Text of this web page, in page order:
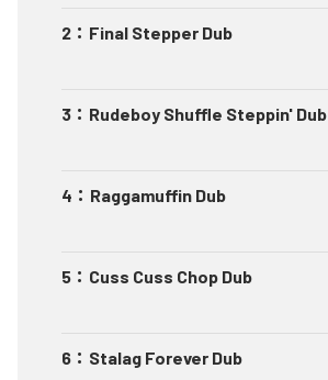
2 ： Final Stepper Dub
3 ： Rudeboy Shuffle Steppin' Dub
4 ： Raggamuffin Dub
5 ： Cuss Cuss Chop Dub
6 ： Stalag Forever Dub